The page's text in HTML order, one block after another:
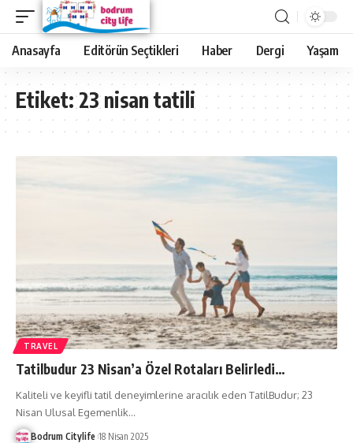
Anasayfa Editörün Seçtikleri Haber Dergi Yaşam
Etiket:23 nisan tatili
TRAVEL
Tatilbudur 23 Nisan’a Özel Rotaları Belirledi…
Kaliteli ve keyifli tatil deneyimlerine aracılık eden TatilBudur; 23
Nisan Ulusal Egemenlik…
Bodrum Citylife 18 Nisan 2025